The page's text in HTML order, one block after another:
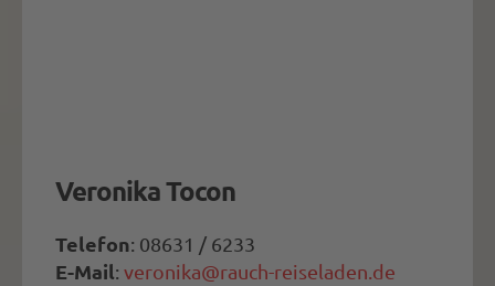
Veronika Tocon
Telefon: 08631 / 6233
E-Mail: veronika@rauch-reiseladen.de